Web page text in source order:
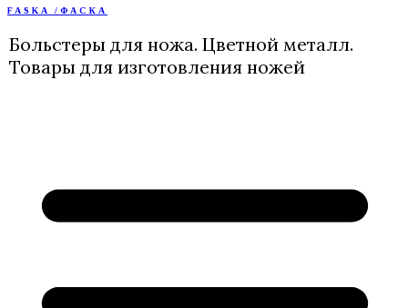
Перейти
содержимому
FASKA /ФАСКА
Больстеры для ножа. Цветной металл.
Товары для изготовления ножей